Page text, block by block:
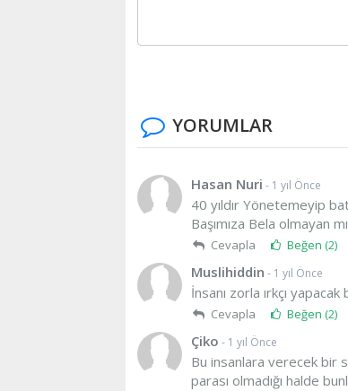
YORUMLAR
Hasan Nuri - 1 yıl Önce
40 yıldır Yönetemeyip
Başımıza Bela olmayan
Cevapla Beğen (2)
Muslihiddin - 1 yıl Önce
İnsanı zorla ırkçı
Cevapla Beğen (2)
Çiko - 1 yıl Önce
Bu insanlara verecek bir
parası olmadığı halde